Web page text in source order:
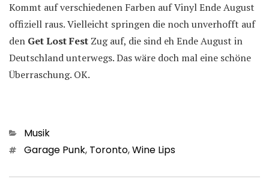
Kommt auf verschiedenen Farben auf Vinyl Ende August
offiziell raus. Vielleicht springen die noch unverhofft auf
den Get Lost Fest Zug auf, die sind eh Ende August in
Deutschland unterwegs. Das wäre doch mal eine schöne
Überraschung. OK.
Kategorien
Musik
Schlagwörter
Garage Punk, Toronto,Wine Lips